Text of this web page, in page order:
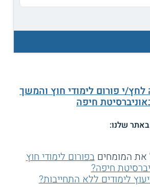
י פורום לימודי חוץ והמשך
חיפה
שלנו:
את המומחיםבפורום לימודי חוץ
חיפה?
לימודים ללא התחייבות?